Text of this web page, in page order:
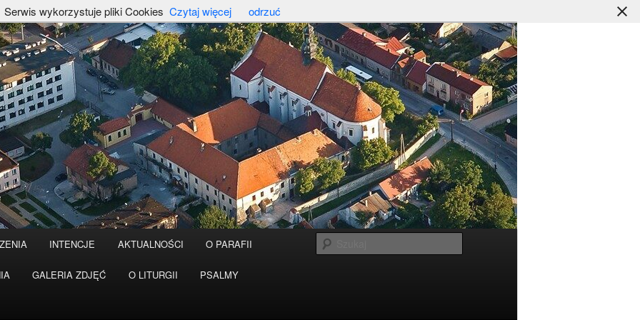
INTENCJE AKTUALNOŚCI O PARAFII
GALERIA ZDJĘĆ O LITURGII PSALMY
Serwis wykorzystuje pliki Cookies Czytaj więcej odrzuć